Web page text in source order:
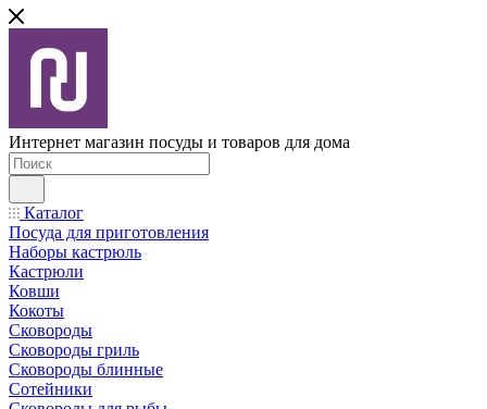
Интернет магазин посуды и товаров для дома
Каталог
Посуда для приготовления
Наборы кастрюль
Кастрюли
Ковши
Кокоты
Сковороды
Сковороды гриль
Сковороды блинные
Сотейники